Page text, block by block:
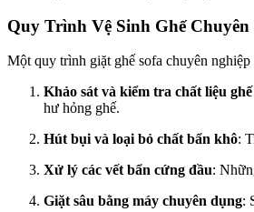
Quy Trình Vệ Sinh Ghế
Một quy trình giặt ghế sofa chuyên
Khảo sát và kiểm tra chất liệu ghế
hư hỏng ghế.
Hút bụi và loại bỏ chất bẩn khô:
Xử lý các vết bẩn cứng đầu:
Giặt sâu bằng máy chuyên dụng: